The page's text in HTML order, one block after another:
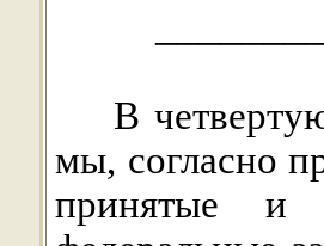
В
мы, согласно
принятые и